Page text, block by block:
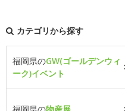
カテゴリから探す
福岡県のGW(ゴールデンウィ
ーク)イベント